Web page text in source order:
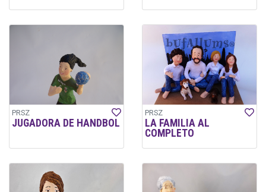
PRSZ
JUGADORA DE HANDBOL
PRSZ
LA FAMILIA AL
COMPLETO